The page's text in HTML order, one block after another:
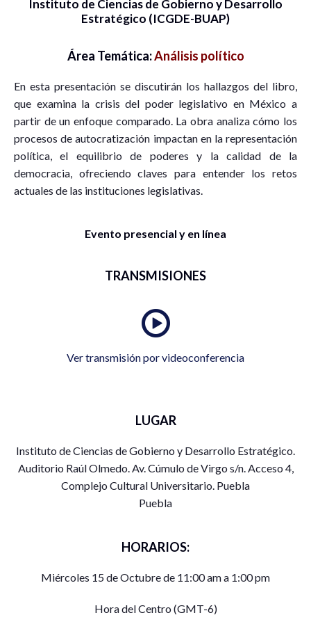
Instituto de Ciencias de Gobierno y Desarrollo
Estratégico (ICGDE-BUAP)
Área Temática:Análisis político
En esta presentación se discutirán los hallazgos del libro,
que examina la crisis del poder legislativo en México a
partir de un enfoque comparado. La obra analiza cómo los
procesos de autocratización impactan en la representación
política, el equilibrio de poderes y la calidad de la
democracia, ofreciendo claves para entender los retos
actuales de las instituciones legislativas.
Evento presencial y en línea
TRANSMISIONES
Ver transmisión por videoconferencia
LUGAR
Instituto de Ciencias de Gobierno y Desarrollo Estratégico.
Auditorio Raúl Olmedo. Av. Cúmulo de Virgo s/n. Acceso 4,
Complejo Cultural Universitario. Puebla
Puebla
HORARIOS:
Miércoles 15 de Octubre de 11:00 am a 1:00 pm
Hora del Centro (GMT-6)